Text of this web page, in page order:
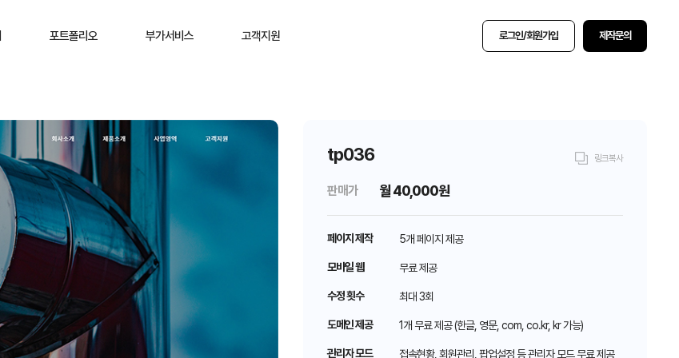
포트폴리오 부가서비스 고객지원 로그인/회원가입 제작문의
tp036 링크복사
판매가 월40,000원
페이지 제작 5개 페이지 제공
모바일 웹 무료 제공
수정 횟수 최대 3회
도메인 제공 1개 무료 제공 (한글, 영문, com, co.kr, kr 가능)
관리자 모드 접속현황, 회원관리, 팝업설정 등 관리자 모드 무료 제공